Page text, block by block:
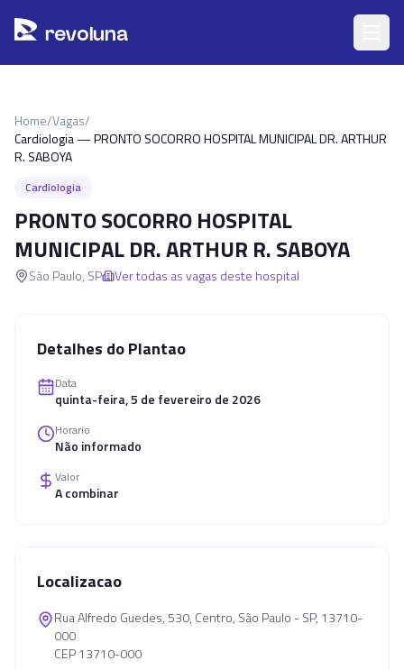
revoluna
Home/Vagas/
Cardiologia — PRONTO SOCORRO HOSPITAL MUNICIPAL DR. ARTHUR
R. SABOYA
Cardiologia
PRONTO SOCORRO HOSPITAL
MUNICIPAL DR. ARTHUR R. SABOYA
São Paulo, SP Ver todas as vagas deste hospital
Detalhes do Plantao
Data
quinta-feira, 5 de fevereiro de 2026
Horario
Não informado
Valor
A combinar
Localizacao
Rua Alfredo Guedes, 530, Centro, São Paulo - SP, 13710-
000
CEP 13710-000